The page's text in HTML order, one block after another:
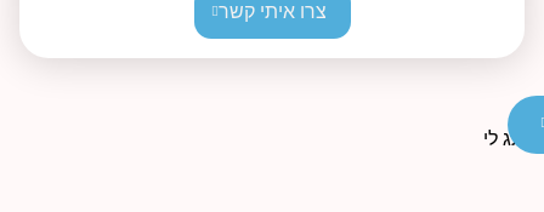
צרו איתי קשר